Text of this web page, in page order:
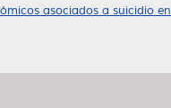
asociados a suicidio